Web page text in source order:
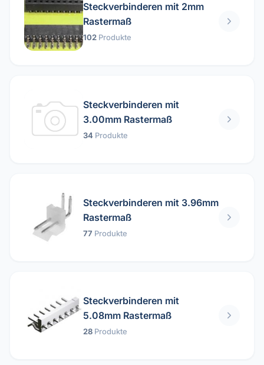
Steckverbinderen mit 2mm
Rastermaß
102 Produkte
Steckverbinderen mit
3.00mm Rastermaß
34 Produkte
Steckverbinderen mit 3.96mm
Rastermaß
77 Produkte
Steckverbinderen mit
5.08mm Rastermaß
28 Produkte